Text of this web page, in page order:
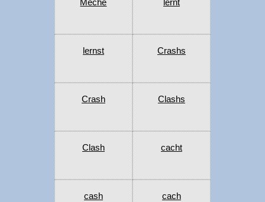
Mèche lernt
lernst Crashs
Crash Clashs
Clash cacht
cash cach